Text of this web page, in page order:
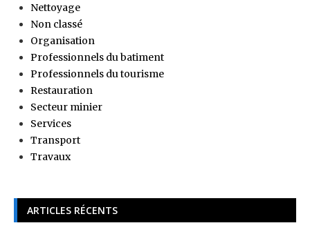
Nettoyage
Non classé
Organisation
Professionnels du batiment
Professionnels du tourisme
Restauration
Secteur minier
Services
Transport
Travaux
ARTICLES RÉCENTS